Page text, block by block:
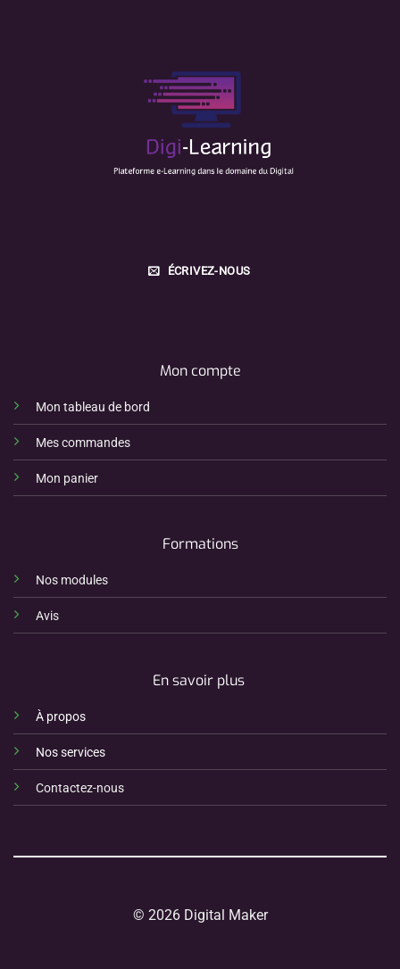
ÉCRIVEZ-NOUS
Mon compte
Mon tableau de bord
Mes commandes
Mon panier
Formations
Nos modules
Avis
En savoir plus
À propos
Nos services
Contactez-nous
© 2026 Digital Maker